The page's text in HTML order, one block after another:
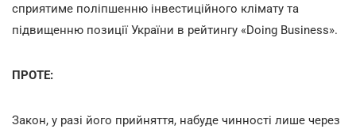
сприятиме поліпшенню інвестиційного клімату та
підвищенню позиції України в рейтингу «Doing Business».
ПРОТЕ:
Закон, у разі його прийняття, набуде чинності лише через